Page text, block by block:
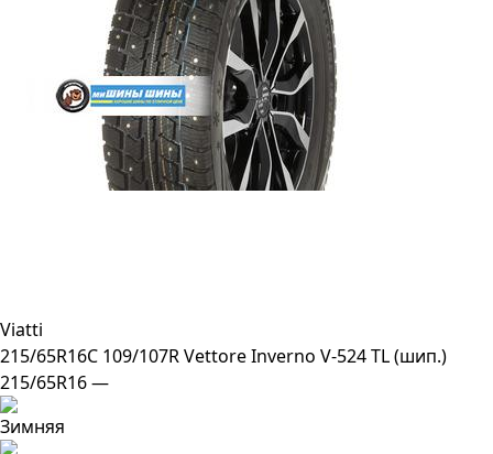
Viatti
215/65R16C 109/107R Vettore Inverno V-524 TL (шип.)
215/65R16 —